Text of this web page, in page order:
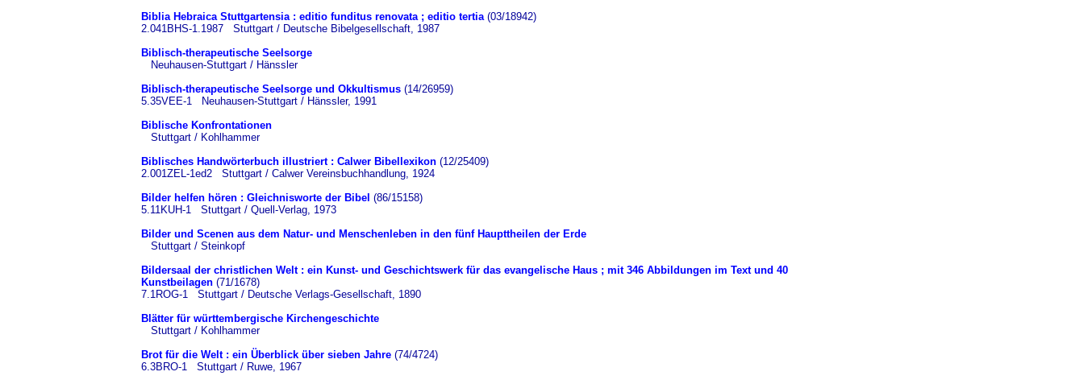
Biblia Hebraica Stuttgartensia : editio funditus renovata ; editio tertia(03/18942)
2.041BHS-1.1987 Stuttgart / Deutsche Bibelgesellschaft, 1987
Biblisch-therapeutische Seelsorge
Neuhausen-Stuttgart / Hänssler
Biblisch-therapeutische Seelsorge und Okkultismus (14/26959)
5.35VEE-1 Neuhausen-Stuttgart / Hänssler, 1991
Biblische Konfrontationen
Stuttgart / Kohlhammer
Biblisches Handwörterbuch illustriert : Calwer Bibellexikon (12/25409)
2.001ZEL-1ed2 Stuttgart / Calwer Vereinsbuchhandlung, 1924
Bilder helfen hören : Gleichnisworte der Bibel (86/15158)
5.11KUH-1 Stuttgart / Quell-Verlag, 1973
Bilder und Scenen aus dem Natur- und Menschenleben in den fünf Haupttheilen der Erde
Stuttgart / Steinkopf
Bildersaal der christlichen Welt : ein Kunst- und Geschichtswerk für das evangelische Haus ; mit 346 Abbildungen im Text und 40
Kunstbeilagen (71/1678)
7.1ROG-1 Stuttgart / Deutsche Verlags-Gesellschaft, 1890
Blätter für württembergische Kirchengeschichte
Stuttgart / Kohlhammer
Brot für die Welt : ein Überblick über sieben Jahre (74/4724)
6.3BRO-1 Stuttgart / Ruwe, 1967